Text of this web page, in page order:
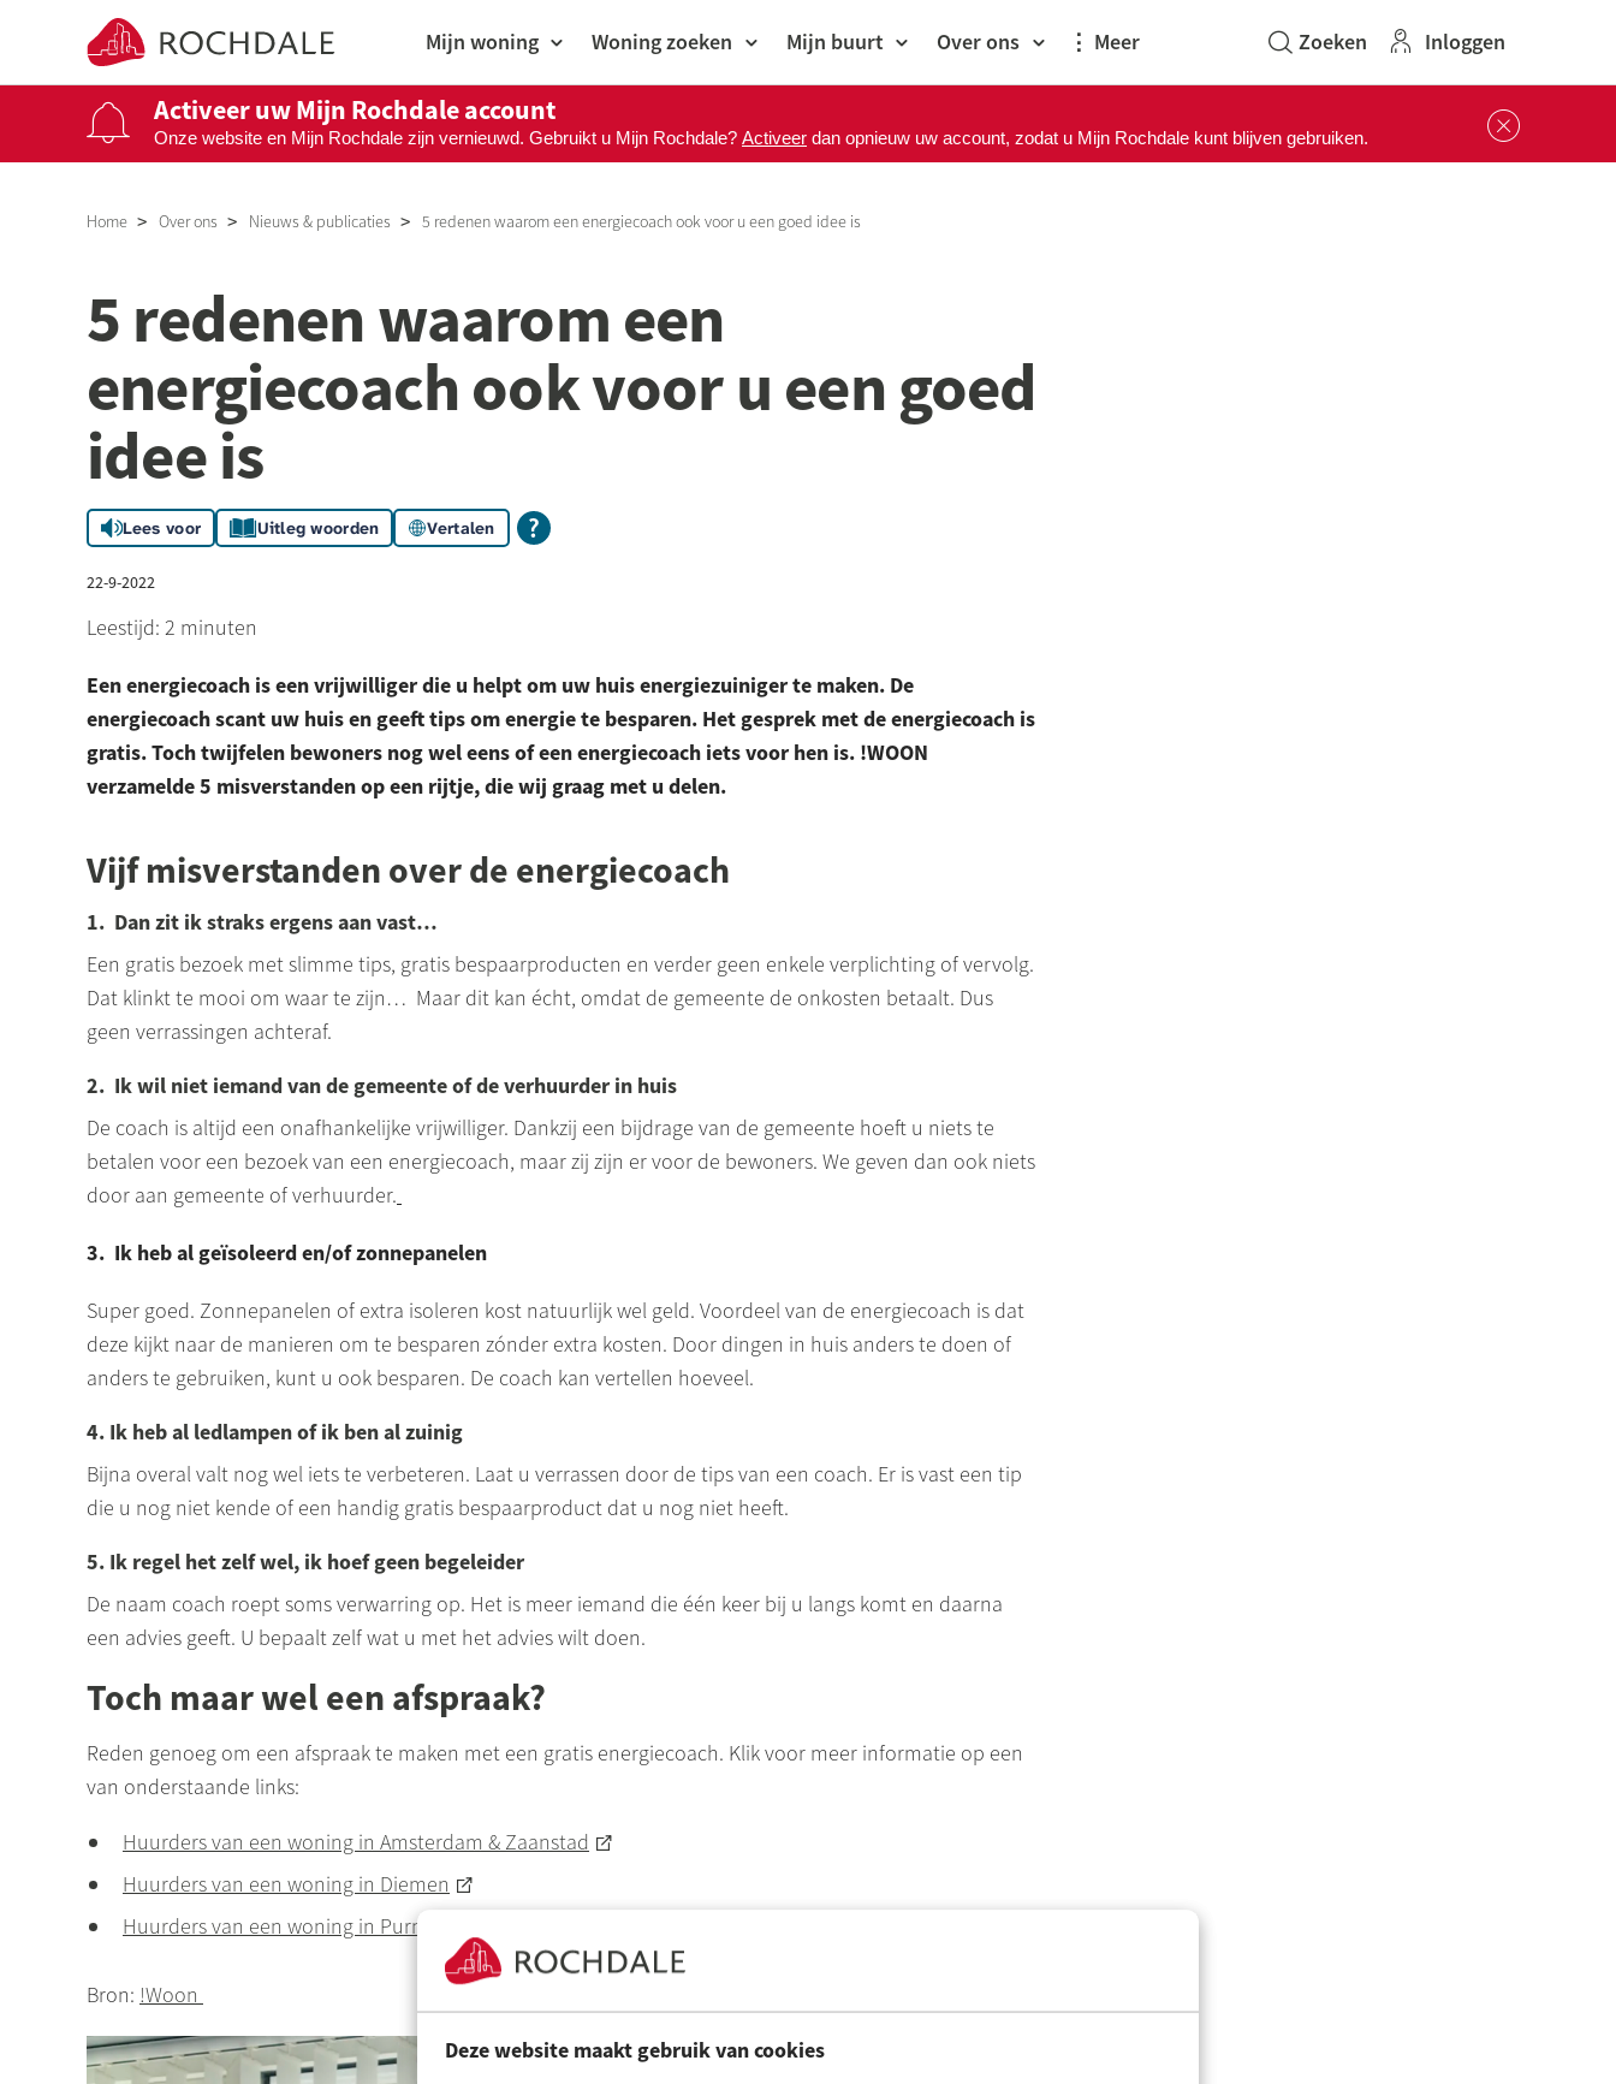
Deze website maakt gebruik van cookies
Naar de homepage Mijn woning Woning zoeken Mijn buurt Over ons Meer Inloggen
Activeer uw Mijn Rochdale account
Onze website en Mijn Rochdale zijn vernieuwd. Gebruikt u Mijn Rochdale? Activeer dan opnieuw uw account, zodat u Mijn Rochdale kunt blijven gebruiken.
Home Over ons Nieuws & publicaties 5 redenen waarom een energiecoach ook voor u een goed idee is
5 redenen waarom een
energiecoach ook voor u een goed
idee is
Lees voor Uitleg woorden Vertalen
22-9-2022
Leestijd: 2 minuten
Een energiecoach is een vrijwilliger die u helpt om uw huis energiezuiniger te maken. De
energiecoach scant uw huis en geeft tips om energie te besparen. Het gesprek met de energiecoach is
gratis. Toch twijfelen bewoners nog wel eens of een energiecoach iets voor hen is. !WOON
verzamelde 5 misverstanden op een rijtje, die wij graag met u delen.
Vijf misverstanden over de energiecoach
1. Dan zit ik straks ergens aan vast…
Een gratis bezoek met slimme tips, gratis bespaarproducten en verder geen enkele verplichting of vervolg.
Dat klinkt te mooi om waar te zijn… Maar dit kan écht, omdat de gemeente de onkosten betaalt. Dus
geen verrassingen achteraf.
2. Ik wil niet iemand van de gemeente of de verhuurder in huis
De coach is altijd een onafhankelijke vrijwilliger. Dankzij een bijdrage van de gemeente hoeft u niets te
betalen voor een bezoek van een energiecoach, maar zij zijn er voor de bewoners. We geven dan ook niets
door aan gemeente of verhuurder.
3. Ik heb al geïsoleerd en/of zonnepanelen
Super goed. Zonnepanelen of extra isoleren kost natuurlijk wel geld. Voordeel van de energiecoach is dat
deze kijkt naar de manieren om te besparen zónder extra kosten. Door dingen in huis anders te doen of
anders te gebruiken, kunt u ook besparen. De coach kan vertellen hoeveel.
4. Ik heb al ledlampen of ik ben al zuinig
Bijna overal valt nog wel iets te verbeteren. Laat u verrassen door de tips van een coach. Er is vast een tip
die u nog niet kende of een handig gratis bespaarproduct dat u nog niet heeft.
5. Ik regel het zelf wel, ik hoef geen begeleider
De naam coach roept soms verwarring op. Het is meer iemand die één keer bij u langs komt en daarna
een advies geeft. U bepaalt zelf wat u met het advies wilt doen.
Toch maar wel een afspraak?
Reden genoeg om een afspraak te maken met een gratis energiecoach. Klik voor meer informatie op een
van onderstaande links:
Huurders van een woning in Amsterdam & Zaanstad
Huurders van een woning in Diemen
Huurders van een woning in Purmerend
Bron: !Woon